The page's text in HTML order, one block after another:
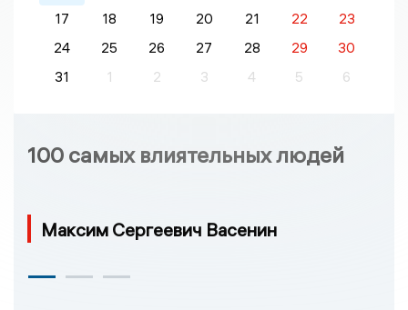
17
18 19 20 21 22
23
24
25 26 27 28 29
30
31
1 2 3 4 5 6
100 самых влиятельных людей
Максим Сергеевич Васенин